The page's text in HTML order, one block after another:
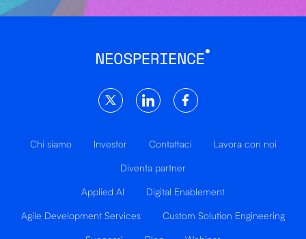
Chi siamo Investor Contattaci Lavora con noi
Diventa partner
Applied AI Digital Enablement
Agile Development Services Custom Solution Engineering